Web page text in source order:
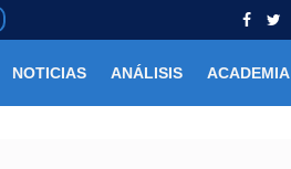
NOTICIAS ANÁLISIS ACADEMIA